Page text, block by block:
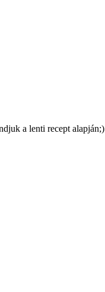
a lenti recept alapján;)